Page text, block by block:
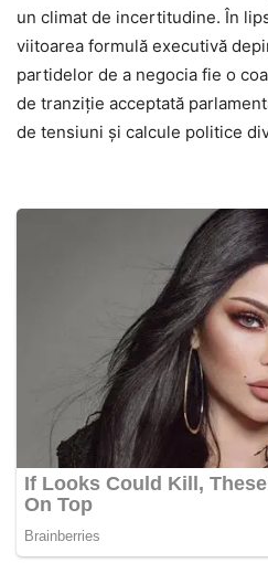
un climat de incertitudine. În
viitoarea formulă executivă
partidelor de a negocia fie o
de tranziție acceptată
de tensiuni și calcule politice